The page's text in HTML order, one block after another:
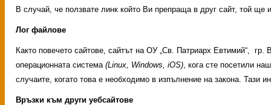
В случай, че ползвате линк който Ви препраща в друг сайт, той ще
Лог файлове
Както повечето сайтове, сайтът на ОУ „Св. Патриарх Евтимий“,
операционната система (Linux, Windows, iOS), кога сте посетили
случаите, когато това е необходимо в изпълнение на закона.
Връзки към други уебсайтове